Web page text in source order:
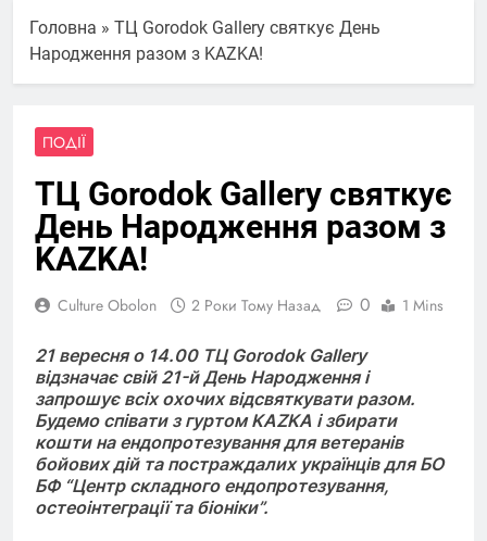
Головна » ТЦ Gorodok Gallery святкує День
Народження разом з KAZKA!
ПОДІЇ
ТЦ Gorodok Gallery святкує
День Народження разом з
KAZKA!
Culture Obolon 2 Роки Тому Назад 0 1 Mins
21 вересня о 14.00 ТЦ Gorodok Gallery
відзначає свій 21-й День Народження і
запрошує всіх охочих відсвяткувати разом.
Будемо співати з гуртом KAZKA і збирати
кошти на ендопротезування для ветеранів
бойових дій та постраждалих українців для БО
БФ “Центр складного ендопротезування,
остеоінтеграції та біоніки”.